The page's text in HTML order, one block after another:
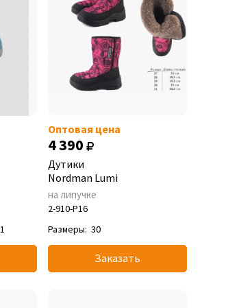
Оптовая цена
4 390
Дутики
Nordman Lumi
на липучке
2-910-P16
Размеры: 30
Заказать